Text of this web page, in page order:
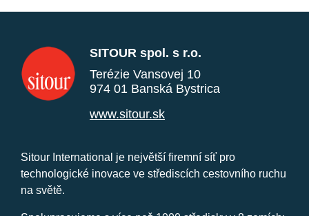
SITOUR spol. s r.o.
Terézie Vansovej 10
974 01 Banská Bystrica
www.sitour.sk
Sitour International je největší firemní síť pro
technologické inovace ve střediscích cestovního ruchu
na světě.